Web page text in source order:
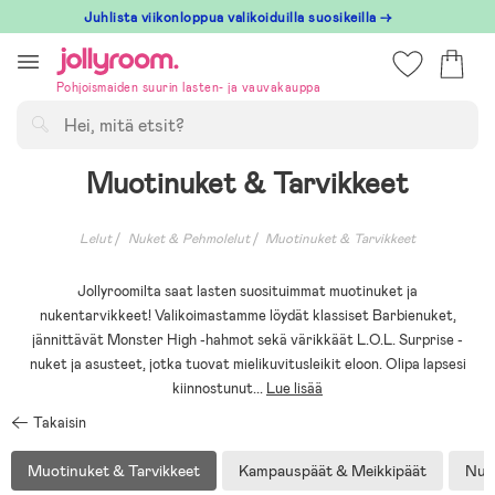
till
innehållet
Juhlista viikonloppua valikoiduilla suosikeilla →
Pohjoismaiden suurin lasten- ja vauvakauppa
Muotinuket & Tarvikkeet
Lelut Nuket & Pehmolelut Muotinuket & Tarvikkeet
Jollyroomilta saat lasten suosituimmat muotinuket ja
nukentarvikkeet! Valikoimastamme löydät klassiset Barbienuket,
jännittävät Monster High -hahmot sekä värikkäät L.O.L. Surprise -
nuket ja asusteet, jotka tuovat mielikuvitusleikit eloon. Olipa lapsesi
kiinnostunut... Lue lisää
Takaisin
Muotinuket & Tarvikkeet Kampauspäät & Meikkipäät